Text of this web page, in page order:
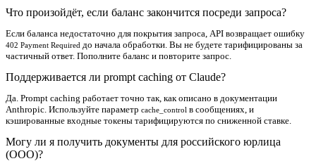
Что произойдёт, если баланс закончится посреди запроса?
Если баланса недостаточно для покрытия запроса, API возвращает ошибку
402 Payment Required до начала обработки. Вы не будете тарифицированы за
частичный ответ. Пополните баланс и повторите запрос.
Поддерживается ли prompt caching от Claude?
Да. Prompt caching работает точно так, как описано в документации
Anthropic. Используйте параметр cache_control в сообщениях, и
кэшированные входные токены тарифицируются по сниженной ставке.
Могу ли я получить документы для российского юрлица
(ООО)?